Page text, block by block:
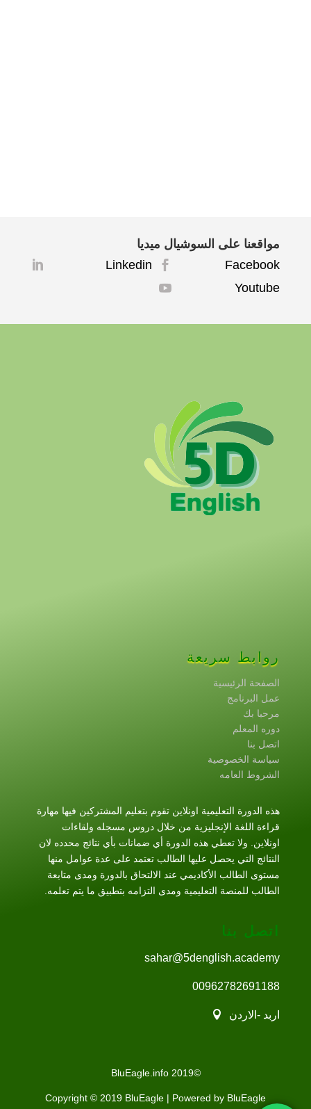
مواقعنا على السوشيال ميديا
 Facebook
 Linkedin
 Youtube
روابط سريعة
الصفحة الرئيسية
عمل البرنامج
مرحبا بك
دوره المعلم
اتصل بنا
سياسة الخصوصية
الشروط العامه
هذه الدورة التعليمية اونلاين تقوم بتعليم المشتركين فيها مهارة
قراءة اللغة الإنجليزية من خلال دروس مسجله ولقاءات
اونلاين. ولا تعطي هذه الدورة أي ضمانات بأي نتائج محدده لان
النتائج التي يحصل عليها الطالب تعتمد على عدة عوامل منها
مستوى الطالب الأكاديمي عند الالتحاق بالدورة ومدى متابعة
الطالب للمنصة التعليمية ومدى التزامه بتطبيق ما يتم تعلمه.
اتصل بنا
sahar@5denglish.academy
00962782691188
اربد -الاردن
©2019 BluEagle.info
Copyright © 2019 BluEagle | Powered by BluEagle